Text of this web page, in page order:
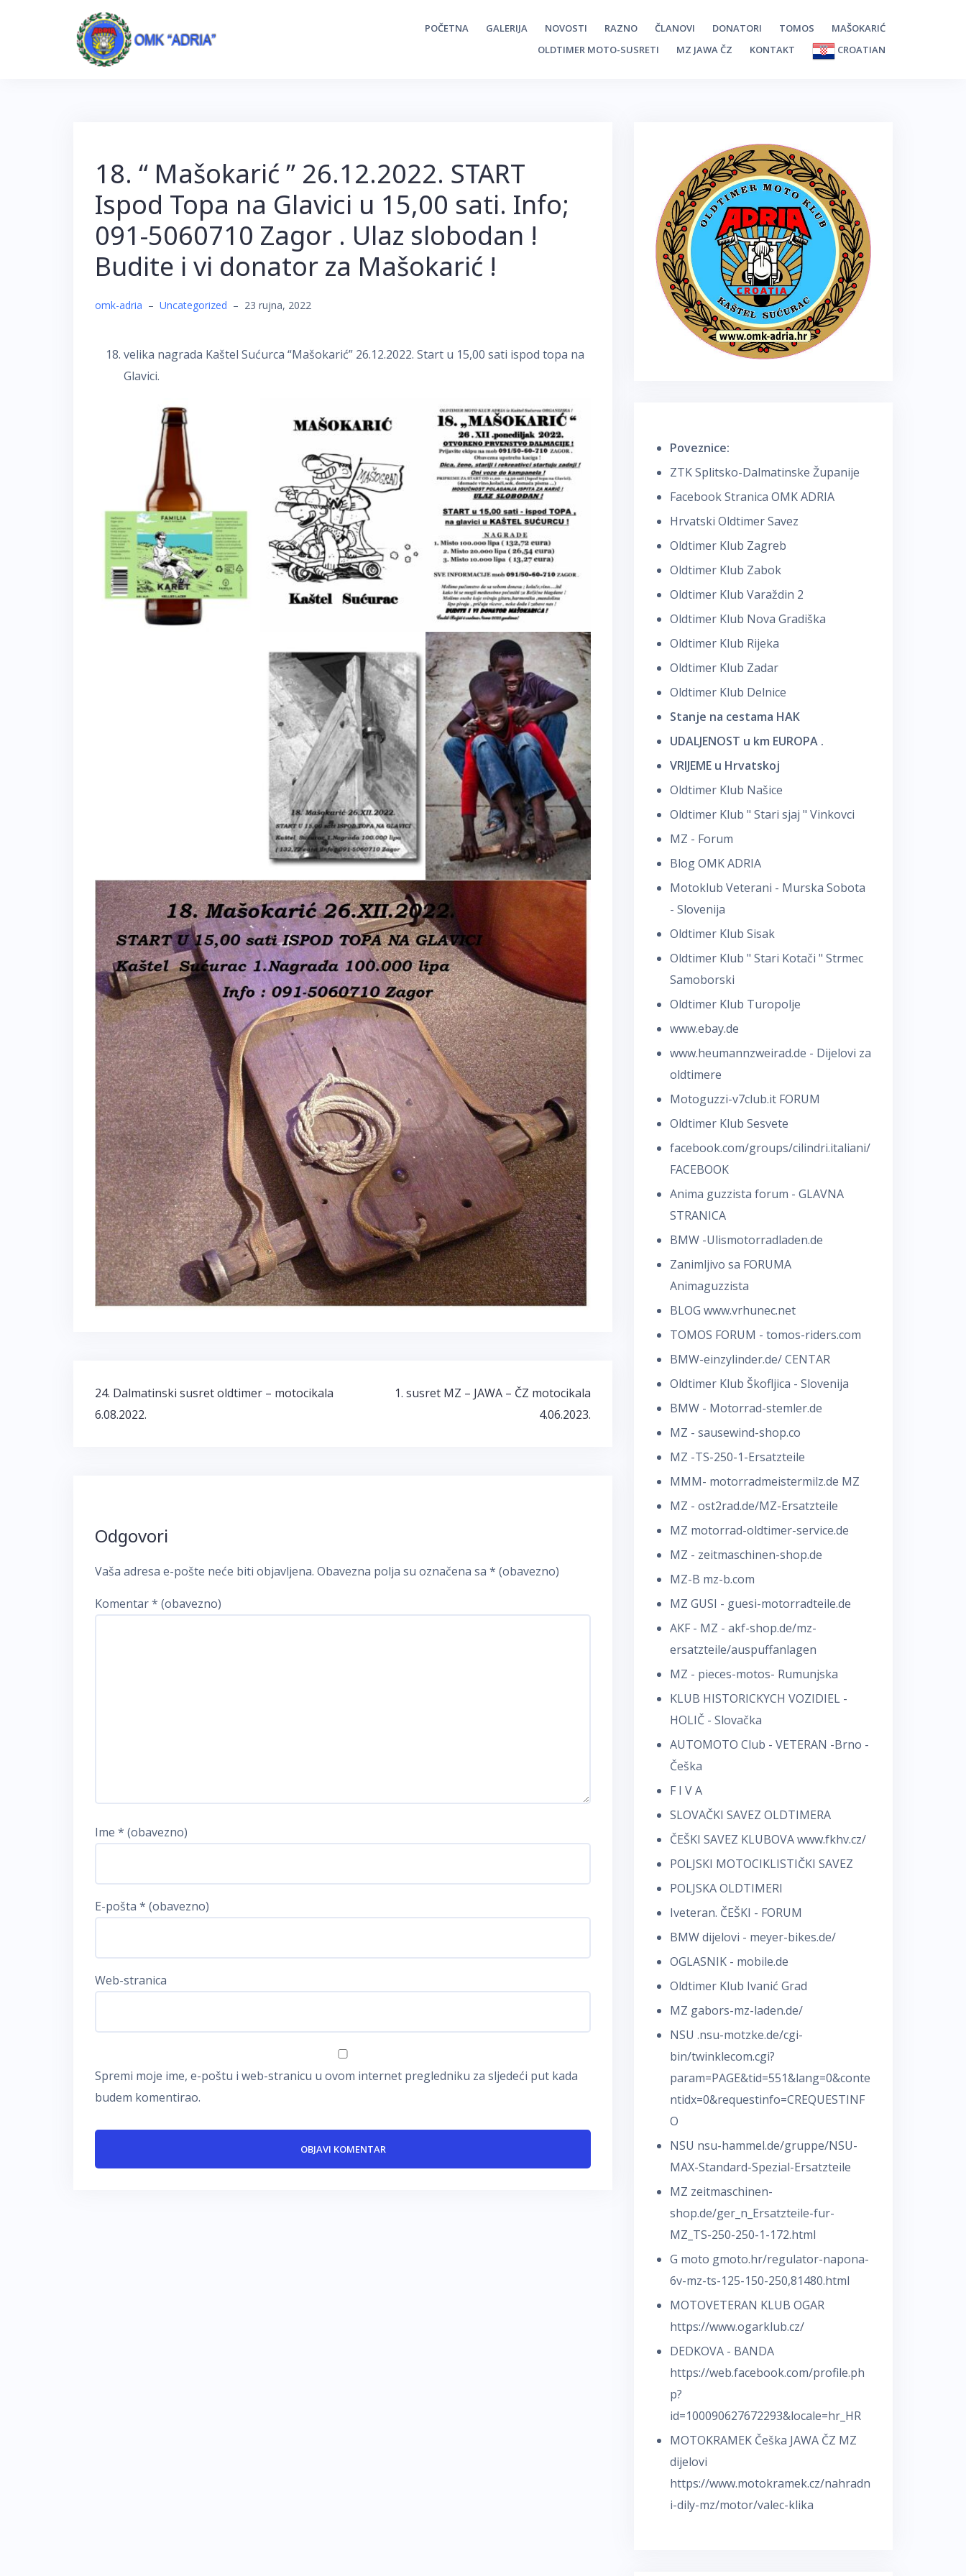
POČETNA GALERIJA NOVOSTI RAZNO ČLANOVI DONATORI TOMOS
MAŠOKARIĆ
OLDTIMER MOTO-SUSRETI
MZ JAWA ČZ KONTAKT CROATIAN
18. “ Mašokarić ” 26.12.2022. START
Ispod Topa na Glavici u 15,00 sati. Info;
091-5060710 Zagor . Ulaz slobodan !
Budite i vi donator za Mašokarić !
omk-adria – Uncategorized – 23 rujna, 2022
velika nagrada Kaštel Sućurca “Mašokarić” 26.12.2022. Start u 15,00 sati ispod topa na
Glavici.
Navigacija
objava
24. Dalmatinski susret oldtimer – motocikala
6.08.2022.
1. susret MZ – JAWA – ČZ motocikala
4.06.2023.
Odgovori
Vaša adresa e-pošte neće biti objavljena. Obavezna polja su označena sa * (obavezno)
Komentar* (obavezno)
Ime * (obavezno)
E-pošta * (obavezno)
Web-stranica
Spremi moje ime, e-poštu i web-stranicu u ovom internet pregledniku za sljedeći put kada
budem komentirao.
Poveznice:
ZTK Splitsko-Dalmatinske Županije
Facebook Stranica OMK ADRIA
Hrvatski Oldtimer Savez
Oldtimer Klub Zagreb
Oldtimer Klub Zabok
Oldtimer Klub Varaždin 2
Oldtimer Klub Nova Gradiška
Oldtimer Klub Rijeka
Oldtimer Klub Zadar
Oldtimer Klub Delnice
Stanje na cestama HAK
UDALJENOST u km EUROPA .
VRIJEME u Hrvatskoj
Oldtimer Klub Našice
Oldtimer Klub " Stari sjaj " Vinkovci
MZ - Forum
Blog OMK ADRIA
Motoklub Veterani - Murska Sobota
- Slovenija
Oldtimer Klub Sisak
Oldtimer Klub " Stari Kotači " Strmec
Samoborski
Oldtimer Klub Turopolje
www.ebay.de
www.heumannzweirad.de - Dijelovi za
oldtimere
Motoguzzi-v7club.it FORUM
Oldtimer Klub Sesvete
facebook.com/groups/cilindri.italiani/
FACEBOOK
Anima guzzista forum - GLAVNA
STRANICA
BMW -Ulismotorradladen.de
Zanimljivo sa FORUMA
Animaguzzista
BLOG www.vrhunec.net
TOMOS FORUM - tomos-riders.com
BMW-einzylinder.de/ CENTAR
Oldtimer Klub Škofljica - Slovenija
BMW - Motorrad-stemler.de
MZ - sausewind-shop.co
MZ -TS-250-1-Ersatzteile
MMM- motorradmeistermilz.de MZ
MZ - ost2rad.de/MZ-Ersatzteile
MZ motorrad-oldtimer-service.de
MZ - zeitmaschinen-shop.de
MZ-B mz-b.com
MZ GUSI - guesi-motorradteile.de
AKF - MZ - akf-shop.de/mz-
ersatzteile/auspuffanlagen
MZ - pieces-motos- Rumunjska
KLUB HISTORICKYCH VOZIDIEL -
HOLIČ - Slovačka
AUTOMOTO Club - VETERAN -Brno -
Češka
F I V A
SLOVAČKI SAVEZ OLDTIMERA
ČEŠKI SAVEZ KLUBOVA www.fkhv.cz/
POLJSKI MOTOCIKLISTIČKI SAVEZ
POLJSKA OLDTIMERI
Iveteran. ČEŠKI - FORUM
BMW dijelovi - meyer-bikes.de/
OGLASNIK - mobile.de
Oldtimer Klub Ivanić Grad
MZ gabors-mz-laden.de/
NSU .nsu-motzke.de/cgi-
bin/twinklecom.cgi?
param=PAGE&tid=551&lang=0&conte
ntidx=0&requestinfo=CREQUESTINF
O
NSU nsu-hammel.de/gruppe/NSU-
MAX-Standard-Spezial-Ersatzteile
MZ zeitmaschinen-
shop.de/ger_n_Ersatzteile-fur-
MZ_TS-250-250-1-172.html
G moto gmoto.hr/regulator-napona-
6v-mz-ts-125-150-250,81480.html
MOTOVETERAN KLUB OGAR
https://www.ogarklub.cz/
DEDKOVA - BANDA
https://web.facebook.com/profile.ph
p?
id=100090627672293&locale=hr_HR
MOTOKRAMEK Češka JAWA ČZ MZ
dijelovi
https://www.motokramek.cz/nahradn
i-dily-mz/motor/valec-klika